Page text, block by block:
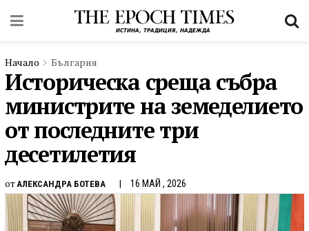
Начало България
Историческа среща събра
министрите на земеделието
от последните три
десетилетия
от АЛЕКСАНДРА БОТЕВА 16 МАЙ , 2026